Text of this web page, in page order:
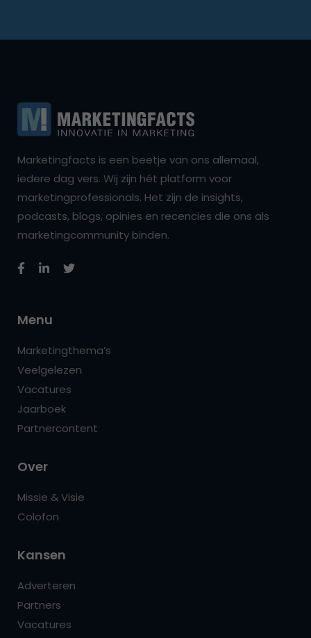
Marketingfacts is een beetje van ons allemaal,
iedere dag vers. Wij zijn hét platform voor
marketingprofessionals. Het zijn de insights,
podcasts, blogs, opinies en recencies die ons als
marketingcommunity binden.
Menu
Marketingthema’s
Veelgelezen
Vacatures
Jaarboek
Partnercontent
Over
Missie & Visie
Colofon
Kansen
Adverteren
Partners
Vacatures